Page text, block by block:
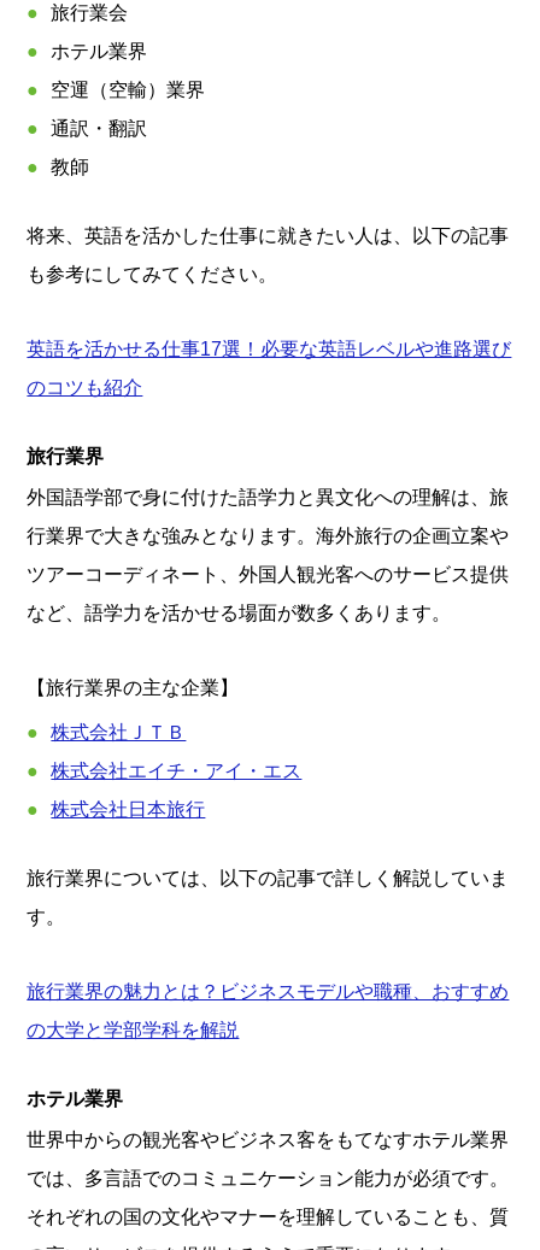
旅行業会
ホテル業界
空運（空輸）業界
通訳・翻訳
教師
将来、英語を活かした仕事に就きたい人は、以下の記事
も参考にしてみてください。
英語を活かせる仕事17選！必要な英語レベルや進路選び
のコツも紹介
旅行業界
外国語学部で身に付けた語学力と異文化への理解は、旅
行業界で大きな強みとなります。海外旅行の企画立案や
ツアーコーディネート、外国人観光客へのサービス提供
など、語学力を活かせる場面が数多くあります。
【旅行業界の主な企業】
株式会社ＪＴＢ
株式会社エイチ・アイ・エス
株式会社日本旅行
旅行業界については、以下の記事で詳しく解説していま
す。
旅行業界の魅力とは？ビジネスモデルや職種、おすすめ
の大学と学部学科を解説
ホテル業界
世界中からの観光客やビジネス客をもてなすホテル業界
では、多言語でのコミュニケーション能力が必須です。
それぞれの国の文化やマナーを理解していることも、質